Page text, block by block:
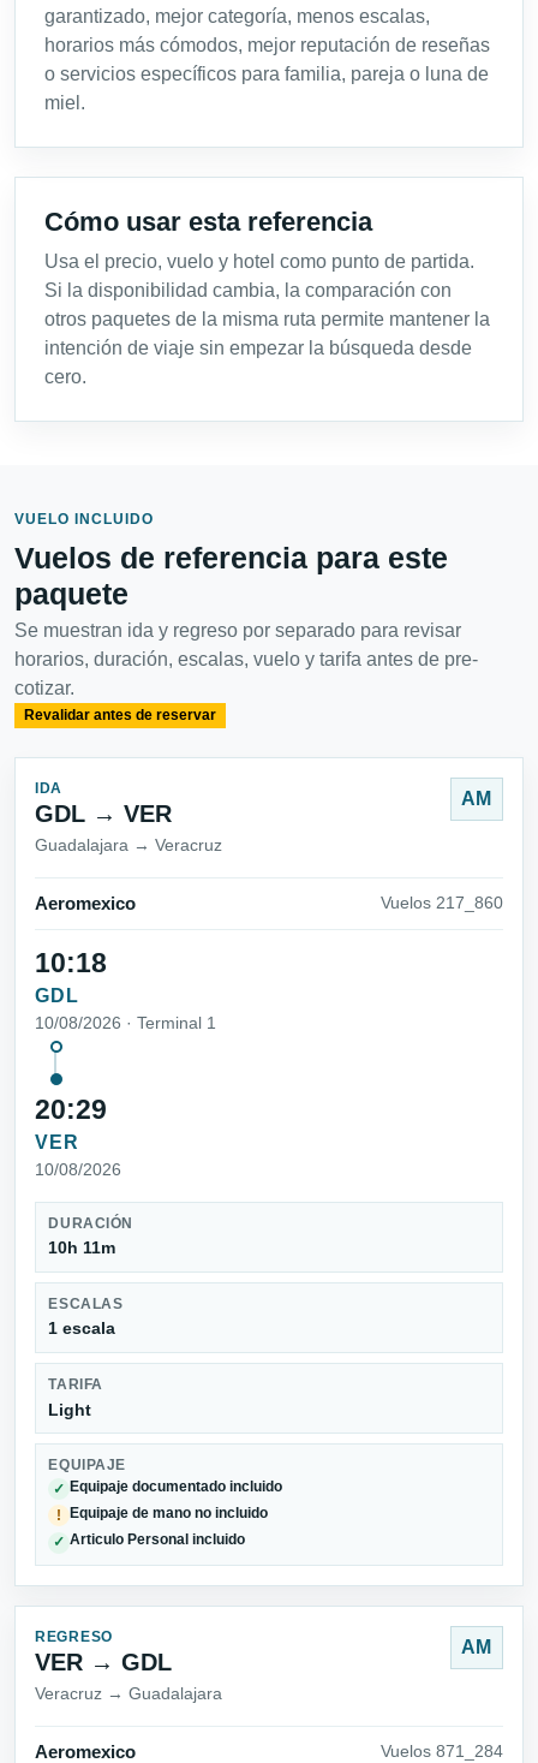
garantizado, mejor categoría, menos escalas,
horarios más cómodos, mejor reputación de reseñas
o servicios específicos para familia, pareja o luna de
miel.
Cómo usar esta referencia
Usa el precio, vuelo y hotel como punto de partida.
Si la disponibilidad cambia, la comparación con
otros paquetes de la misma ruta permite mantener la
intención de viaje sin empezar la búsqueda desde
cero.
VUELO INCLUIDO
Vuelos de referencia para este
paquete
Se muestran ida y regreso por separado para revisar
horarios, duración, escalas, vuelo y tarifa antes de pre-
cotizar.
Revalidar antes de reservar
IDA
GDL → VER
Guadalajara → Veracruz
AM
Aeromexico Vuelos 217_860
10:18
GDL
10/08/2026 · Terminal 1
20:29
VER
10/08/2026
DURACIÓN
10h 11m
ESCALAS
1 escala
TARIFA
Light
EQUIPAJE
✓ Equipaje documentado incluido
! Equipaje de mano no incluido
✓ Articulo Personal incluido
REGRESO
VER → GDL
Veracruz → Guadalajara
AM
Aeromexico Vuelos 871_284